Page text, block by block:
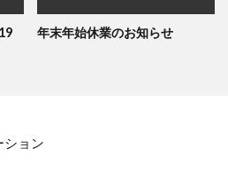
年末年始休業のお知らせ
ション